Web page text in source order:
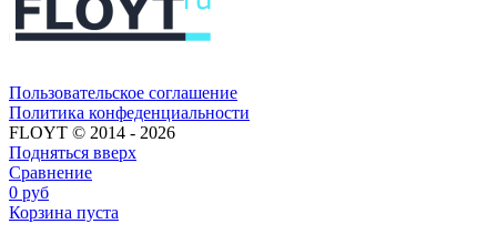
Пользовательское соглашение​​
Политика конфеденциальности​
FLOYT © 2014 - 2026
Подняться вверх
Сравнение
0 руб
Корзина пуста